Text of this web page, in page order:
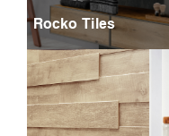
Rocko Tiles